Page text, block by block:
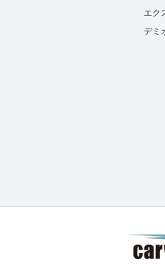
エク
デミ